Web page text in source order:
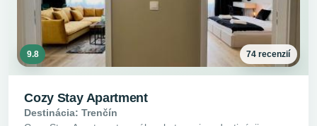
9.8 74 recenzií
Cozy Stay Apartment
Destinácia: Trenčín